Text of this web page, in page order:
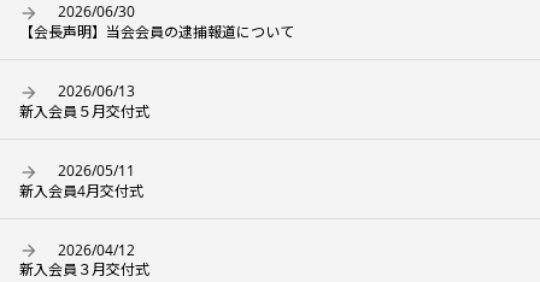
2026/06/30
【会長声明】当会会員の逮捕報道について
2026/06/13
新入会員５月交付式
2026/05/11
新入会員4月交付式
2026/04/12
新入会員３月交付式